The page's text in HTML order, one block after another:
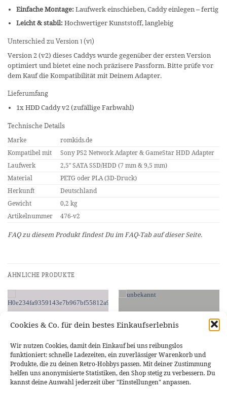
Cookies & Co. für dein bestes Einkaufserlebnis
Wir nutzen Cookies, damit dein Einkauf bei uns reibungslos
funktioniert: schnelle Ladezeiten, ein zuverlässiger Warenkorb und
Produkte, die zu deinen Retro-Hobbys passen. Mit deiner Zustimmung
helfen uns anonymisierte Statistiken, den Shop stetig zu verbessern. Du
kannst deine Auswahl jederzeit über "Einstellungen" anpassen.
Einfache Montage:Laufwerk einschieben, Caddy einlegen – fertig
Leicht & stabil:Hochwertiger Kunststoff, langlebig
Unterschied zu Version 1 (v1)
Version 2 (v2) dieses Caddys wurde gegenüber der ersten Version
optimiert und bietet eine noch präzisere Passform. Bitte prüfe vor
dem Kauf die Kompatibilität mit Deinem Adapter.
Lieferumfang
1x HDD Caddy v2 (zufällige Farbwahl)
Technische Details
Marke
romkids.de
Kompatibel mit
Sony PS2 Network Adapter & GameStar HDD Adapter
Laufwerk
2,5″ SATA SSD/HDD (7 mm & 9,5 mm)
Material
PETG oder PLA (3D-Druck)
Herkunft
Deutschland
Gewicht
0,2 kg
Artikelnummer
476-v2
FAQ zu diesem Produkt findest Du im FAQ-Tab auf dieser Seite.
ÄHNLICHE PRODUKTE